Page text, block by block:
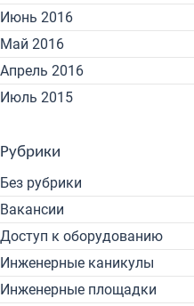
Июнь 2016
Май 2016
Апрель 2016
Июль 2015
Рубрики
Без рубрики
Вакансии
Доступ к оборудованию
Инженерные каникулы
Инженерные площадки